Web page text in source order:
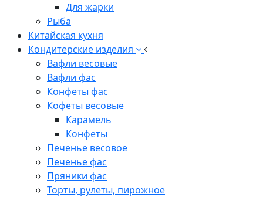
Для жарки
Рыба
Китайская кухня
Кондитерские изделия
Вафли весовые
Вафли фас
Конфеты фас
Кофеты весовые
Карамель
Конфеты
Печенье весовое
Печенье фас
Пряники фас
Торты, рулеты, пирожное